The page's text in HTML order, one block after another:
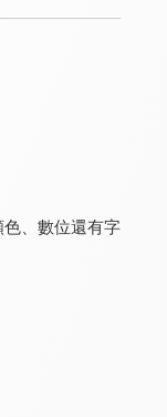
、數位還有字